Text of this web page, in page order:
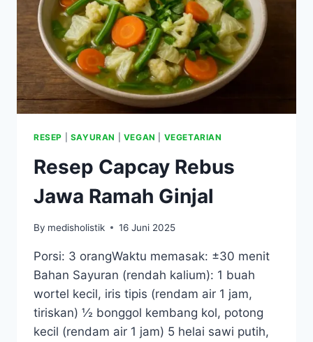
LEMAK)
RESEP SAYURAN VEGAN VEGETARIAN
Resep Capcay Rebus
Jawa Ramah Ginjal
By medisholistik 16 Juni 2025
Porsi: 3 orangWaktu memasak: ±30 menit
Bahan Sayuran (rendah kalium): 1 buah
wortel kecil, iris tipis (rendam air 1 jam,
tiriskan) ½ bonggol kembang kol, potong
kecil (rendam air 1 jam) 5 helai sawi putih,